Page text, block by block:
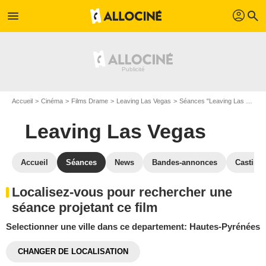
menu profil search
Accueil Cinéma Films Drame Leaving Las Vegas Séances "Leaving Las Vegas"
Leaving Las Vegas
Accueil Séances News Bandes-annonces Casting
Localisez-vous pour rechercher une
séance projetant ce film
Selectionner une ville dans ce departement: Hautes-Pyrénées
CHANGER DE LOCALISATION